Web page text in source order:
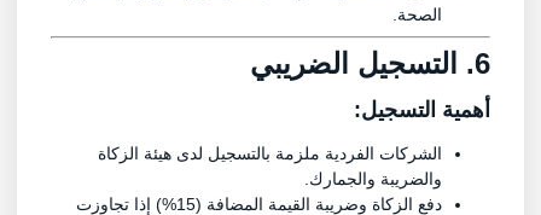
الصحة.
6. التسجيل الضريبي
أهمية التسجيل:
الشركات الفردية ملزمة بالتسجيل لدى هيئة الزكاة
والضريبة والجمارك.
دفع الزكاة وضريبة القيمة المضافة (15%) إذا تجاوزت